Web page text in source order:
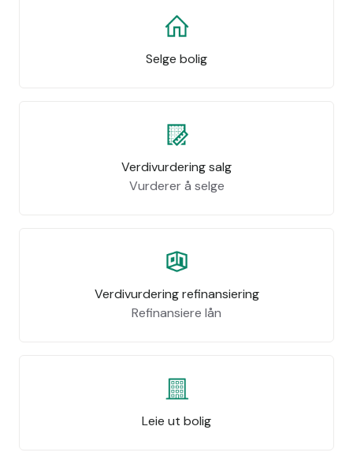
Selge bolig
Verdivurdering salg
Vurderer å selge
Verdivurdering refinansiering
Refinansiere lån
Leie ut bolig